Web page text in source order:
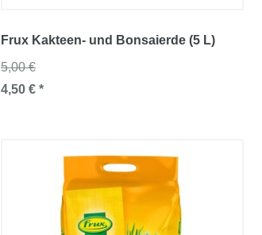
Frux Kakteen- und Bonsaierde (5 L)
5,00 €
4,50 € *